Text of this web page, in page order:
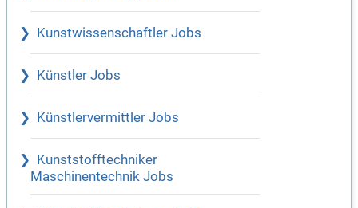
Kunstwissenschaftler Jobs
Künstler Jobs
Künstlervermittler Jobs
Kunststofftechniker
Maschinentechnik Jobs